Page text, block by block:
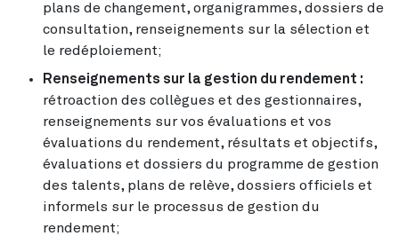
plans de changement, organigrammes, dossiers de
consultation, renseignements sur la sélection et
le redéploiement;
Renseignements sur la gestion du rendement :
rétroaction des collègues et des gestionnaires,
renseignements sur vos évaluations et vos
évaluations du rendement, résultats et objectifs,
évaluations et dossiers du programme de gestion
des talents, plans de relève, dossiers officiels et
informels sur le processus de gestion du
rendement;